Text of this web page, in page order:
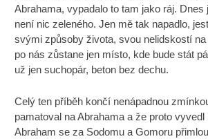
Abrahama, vypadalo to tam jako ráj. Dnes
není nic zeleného. Jen mě tak napadlo,
svými způsoby života, svou nelidskostí
po nás zůstane jen místo, kde bude stát
už jen suchopár, beton bez dechu.
Celý ten příběh končí nenápadnou
pamatoval na Abrahama a že proto
Abraham se za Sodomu a Gomoru